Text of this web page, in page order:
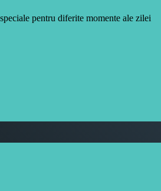
pentru diferite momente ale zilei